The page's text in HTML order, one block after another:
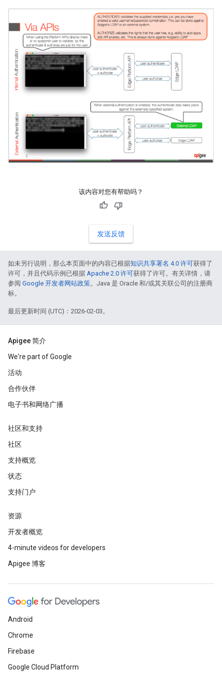
该内容对您有帮助吗？
发送反馈
如未另行说明，那么本页面中的内容已根据知识共享署名 4.0 许可获得了
许可，并且代码示例已根据 Apache 2.0 许可获得了许可。有关详情，请
参阅 Google 开发者网站政策。Java 是 Oracle 和/或其关联公司的注册商
标。
最后更新时间 (UTC)：2026-02-03。
Apigee 简介
We're part of Google
活动
合作伙伴
电子书和网络广播
社区和支持
社区
支持概览
状态
支持门户
资源
开发者概览
4-minute videos for developers
Apigee 博客
Android
Chrome
Firebase
Google Cloud Platform